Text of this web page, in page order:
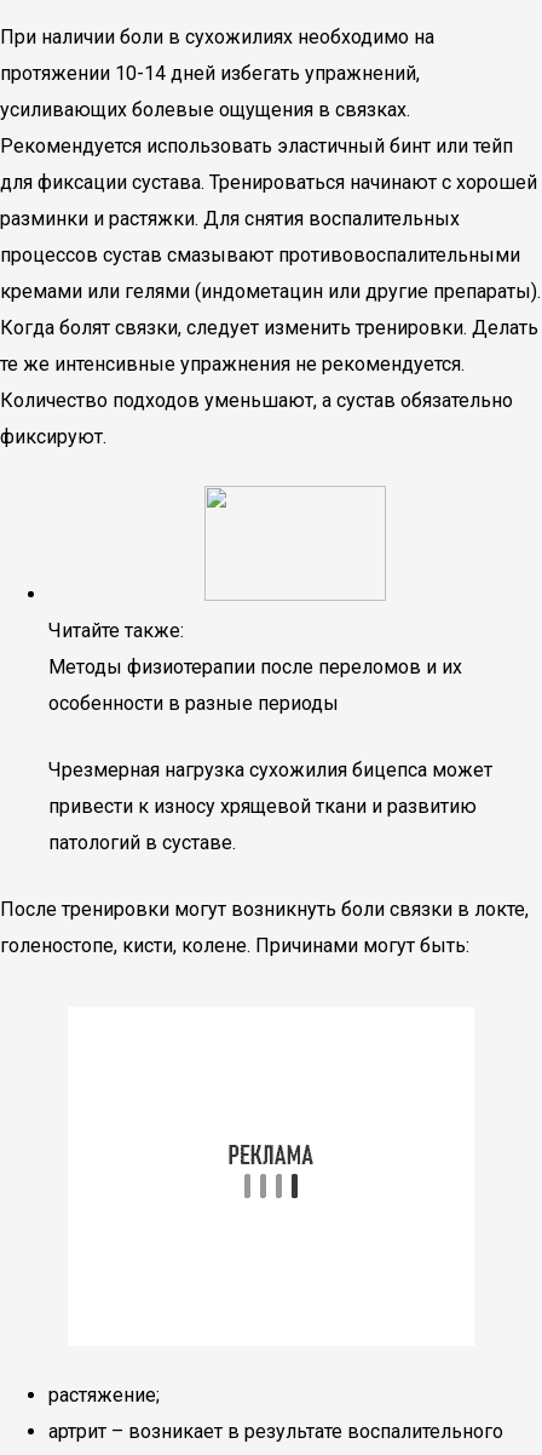
При наличии боли в сухожилиях необходимо на
протяжении 10-14 дней избегать упражнений,
усиливающих болевые ощущения в связках.
Рекомендуется использовать эластичный бинт или тейп
для фиксации сустава. Тренироваться начинают с хорошей
разминки и растяжки. Для снятия воспалительных
процессов сустав смазывают противовоспалительными
кремами или гелями (индометацин или другие препараты).
Когда болят связки, следует изменить тренировки. Делать
те же интенсивные упражнения не рекомендуется.
Количество подходов уменьшают, а сустав обязательно
фиксируют.
Читайте также:
Методы физиотерапии после переломов и их
особенности в разные периоды
Чрезмерная нагрузка сухожилия бицепса может
привести к износу хрящевой ткани и развитию
патологий в суставе.
После тренировки могут возникнуть боли связки в локте,
голеностопе, кисти, колене. Причинами могут быть:
растяжение;
артрит – возникает в результате воспалительного